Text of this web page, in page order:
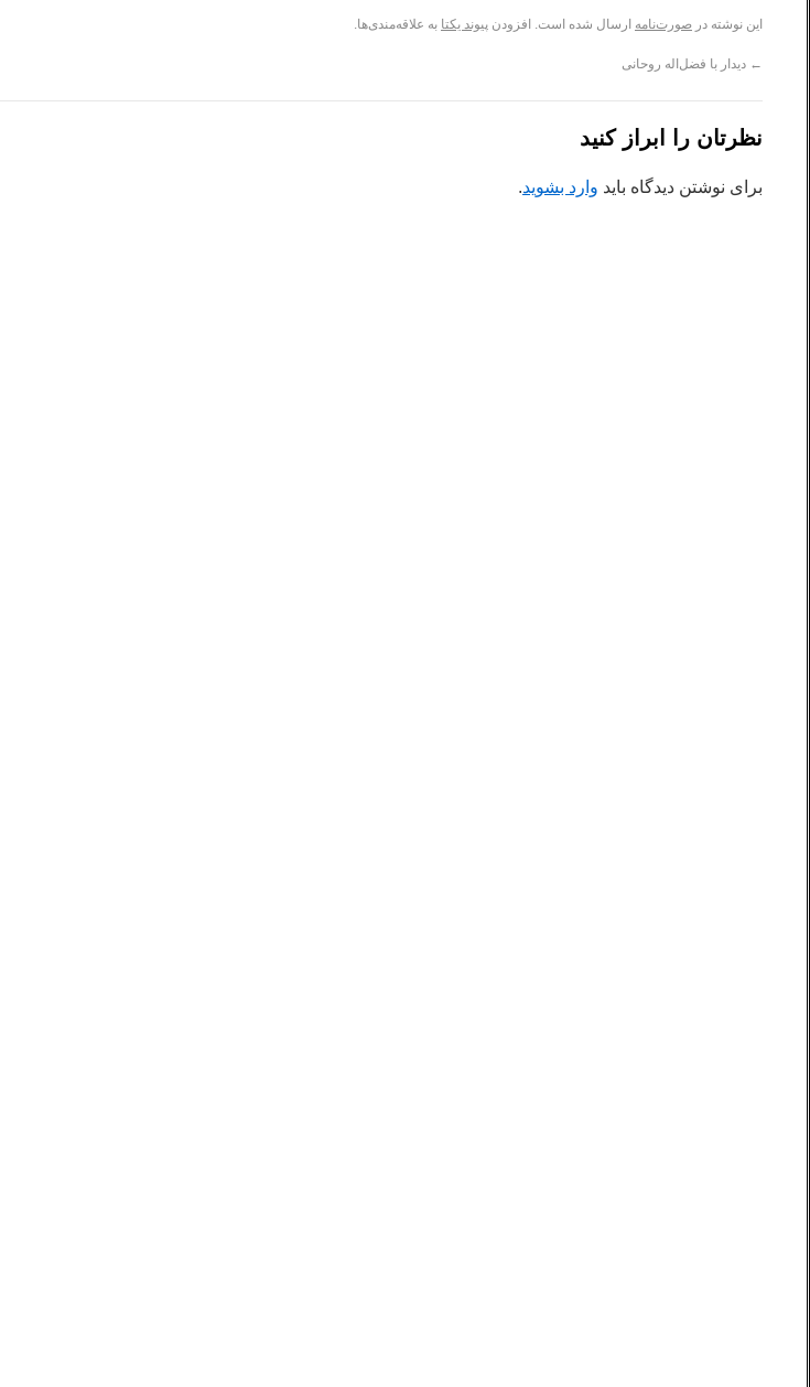
این نوشته در صورت‌نامه ارسال شده است. افزودن پیوند یکتا به علاقه‌مندی‌ها.
← دیدار با فضل‌اله روحانی
نظرتان را ابراز کنید
برای نوشتن دیدگاه باید وارد بشوید.